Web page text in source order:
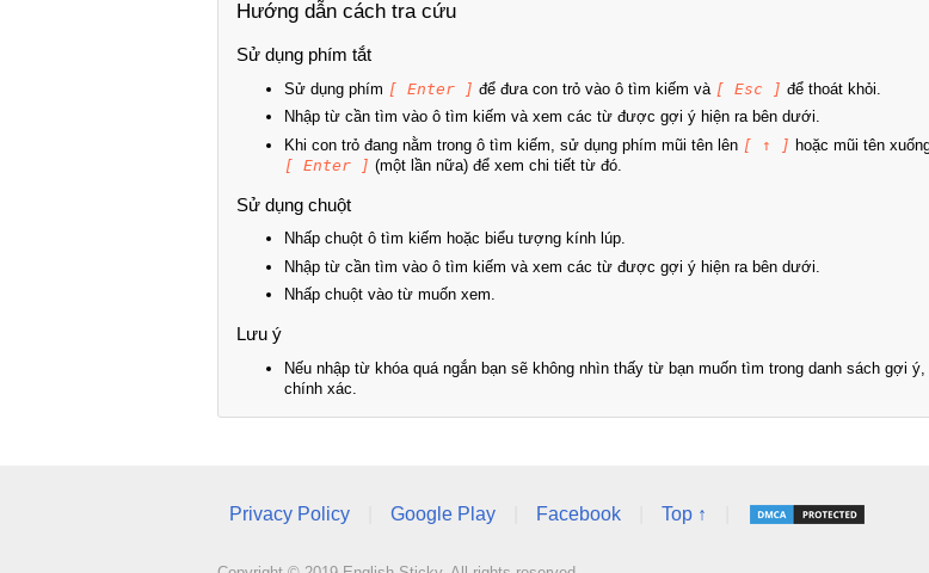
Hướng dẫn cách tra cứu
Sử dụng phím tắt
Sử dụng phím [ Enter ] để đưa con trỏ vào ô tìm kiếm và [ Esc ] để thoát khỏi.
Nhập từ cần tìm vào ô tìm kiếm và xem các từ được gợi ý hiện ra bên dưới.
Khi con trỏ đang nằm trong ô tìm kiếm, sử dụng phím mũi tên lên [ ↑ ] hoặc mũi tên
[ Enter ] (một lần nữa) để xem chi tiết từ đó.
Sử dụng chuột
Nhấp chuột ô tìm kiếm hoặc biểu tượng kính lúp.
Nhập từ cần tìm vào ô tìm kiếm và xem các từ được gợi ý hiện ra bên dưới.
Nhấp chuột vào từ muốn xem.
Lưu ý
Nếu nhập từ khóa quá ngắn bạn sẽ không nhìn thấy từ bạn muốn tìm trong danh sách gợi
chính xác.
Privacy Policy Google Play Facebook Top ↑